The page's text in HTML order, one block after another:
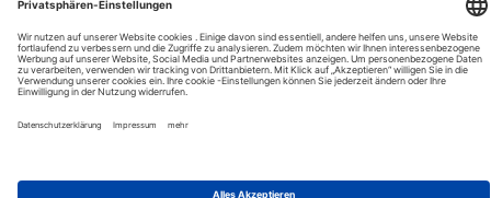
de
Tourismus
Nachrichten,
новости
news,